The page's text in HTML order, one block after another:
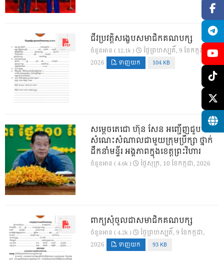
ជីវប្រវត្តិសង្ខេបសមាជិកគណបក្ស
ចំនួនអាន ( 12.1k )
ថ្ងៃ​ព្រហស្បតិ៍, 9 ខែ​កក្កដា,
2026
ទាញយក 104 KB
សម្តេចតេជោ ហ៊ុន សែន អញ្ជើញជួប
សំណេះសំណាលជាមួយក្រុមប្រឹក្សា ថ្នាក់
ដឹកនាំមន្ទីរ អង្គភាពក្នុងខេត្តព្រះវិហារ
ចំនួនអាន ( 4.6k ) ថ្ងៃ​សុក្រ, 10 ខែ​កក្កដា, 2026
ពាក្យសុំចូលជាសមាជិកគណបក្ស
ចំនួនអាន ( 4.2k )
ថ្ងៃ​ព្រហស្បតិ៍, 9 ខែ​កក្កដា,
2026
ទាញយក 93 KB